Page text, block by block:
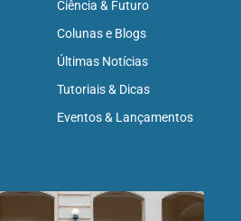
Ciência & Futuro
Colunas e Blogs
Últimas Notícias
Tutoriais & Dicas
Eventos & Lançamentos